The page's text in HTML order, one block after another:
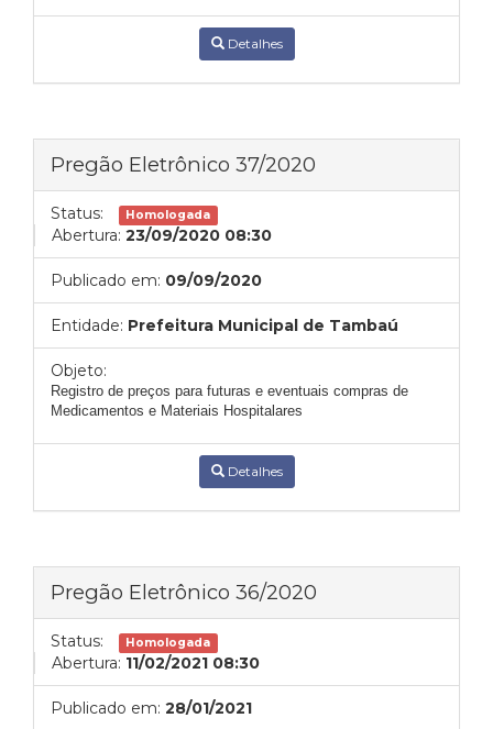
Detalhes
Pregão Eletrônico 37/2020
Status: Homologada
Abertura: 23/09/2020 08:30
Publicado em: 09/09/2020
Entidade: Prefeitura Municipal de Tambaú
Objeto:
Registro de preços para futuras e eventuais compras de
Medicamentos e Materiais Hospitalares
Detalhes
Pregão Eletrônico 36/2020
Status: Homologada
Abertura: 11/02/2021 08:30
Publicado em: 28/01/2021